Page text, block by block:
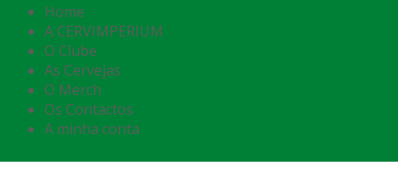
Home
A CERVIMPERIUM
O Clube
As Cervejas
O Merch
Os Contactos
A minha conta